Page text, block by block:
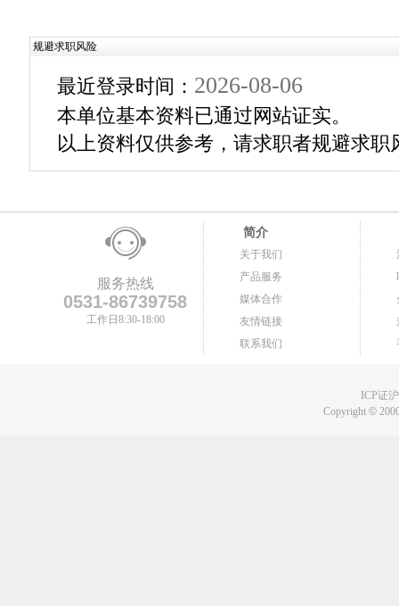
规避求职风险
最近登录时间： 2026-08-06
本单位基本资料已通过网站证实。
以上资料仅供参考，请求职者规避求职
服务热线
0531-86739758
工作日8:30-18:00
简介
关于我们
产品服务
媒体合作
友情链接
联系我们
ICP证
Copyright©